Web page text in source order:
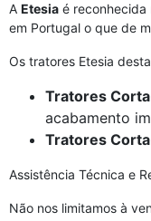
A Etesia é reconhecida
em Portugal o que de
Os tratores Etesia
Tratores
acabamento
Tratores
Assistência Técnica e
Não nos limitamos à